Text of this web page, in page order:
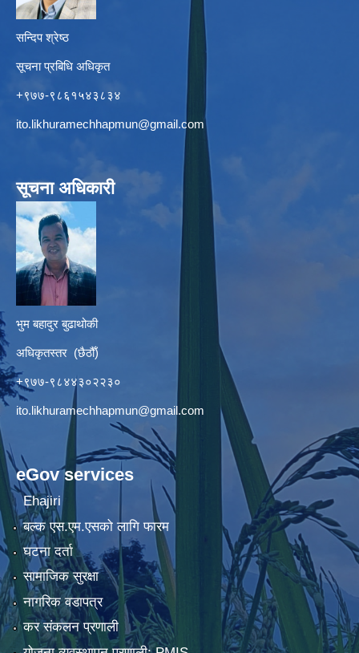
सन्दिप श्रेष्ठ
सूचना प्रबिधि अधिकृत
+९७७-९८६१५४३८३४
ito.likhuramechhapmun@gmail.com
सूचना अधिकारी
भुम बहादुर बुढाथोकी
अधिकृतस्तर (छैठौँ)
+९७७-९८४४३०२२३०
ito.likhuramechhapmun@gmail.com
eGov services
Ehajiri
बल्क एस.एम.एसको लागि फारम
घटना दर्ता
सामाजिक सुरक्षा
नागरिक वडापत्र
कर संकलन प्रणाली